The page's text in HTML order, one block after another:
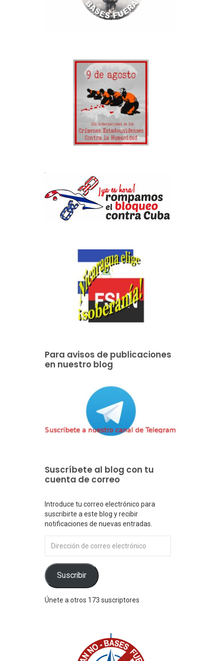
Para avisos de publicaciones
en nuestro blog
Suscríbete al blog con tu
cuenta de correo
Introduce tu correo electrónico para
suscribirte a este blog y recibir
notificaciones de nuevas entradas.
de
correo
electrónico
Suscribir
Únete a otros 173 suscriptores